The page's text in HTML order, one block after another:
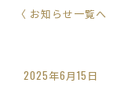
〈 お知らせ一覧へ
2025年6月15日